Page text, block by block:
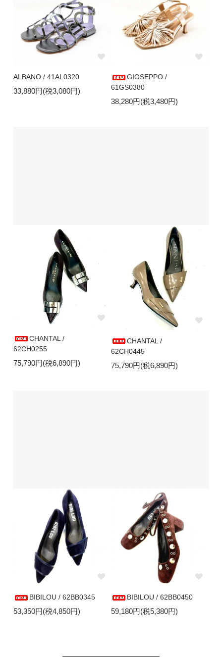
ALBANO / 41AL0320
33,880円(税3,080円)
GIOSEPPO /
61GS0380
38,280円(税3,480円)
CHANTAL /
62CH0255
75,790円(税6,890円)
CHANTAL /
62CH0445
75,790円(税6,890円)
BIBILOU / 62BB0345
53,350円(税4,850円)
BIBILOU / 62BB0450
59,180円(税5,380円)